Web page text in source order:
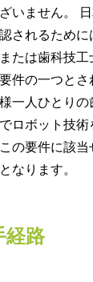
いません。
されるため
たは歯科技
件の一つと
一人ひとりの
ロボット技
の要件に該
なります。
経路